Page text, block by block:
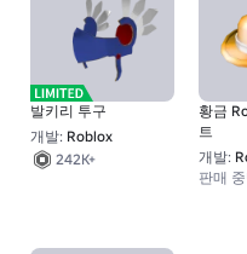
발키리 투구
개발: Roblox
242K+
황금
트
개발:
판매